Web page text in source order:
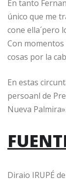
En tanto
único que me
cone ella´pero
Con momentos
cosas por la
En estas
persoanl de
Nueva Palmira».
Diraio IRUPÉ